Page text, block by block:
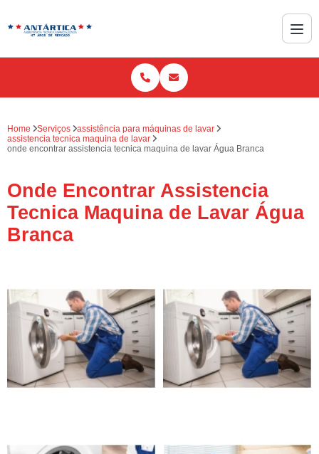
Home Serviços
assistência para máquinas de lavar
assistencia tecnica maquina de lavar
onde encontrar assistencia tecnica maquina de lavar Água Branca
Onde Encontrar Assistencia
Tecnica Maquina de Lavar Água
Branca